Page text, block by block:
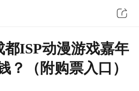
都ISP动漫游戏嘉年
？（附购票入口）